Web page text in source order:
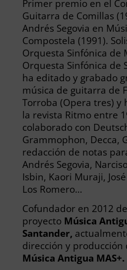
Primer premio en el
Guitarra de Comillas
Andrés Segovia en
Compostela (1991).
Orquesta Sinfónica de
Orquesta Sinfónica de
ha editado y grabado
música de guitarra de
Torroba (Opera tres) y
la revista Ritmo entre
colaborado con
Grammophon, Decca,
redacción de notas
Andrés Segovia,
Isbin, Kaori Muraji,
Los Romero…
Cofundador en 2012
proyecto Música
Santander,
dirección y producción
Música Antigua MAS+.